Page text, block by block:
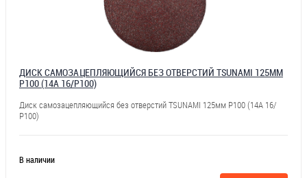
ДИСК САМОЗАЦЕПЛЯЮЩИЙСЯ БЕЗ ОТВЕРСТИЙ TSUNAMI 125ММ
Р100 (14А 16/Р100)
Диск самозацепляющийся без отверстий TSUNAMI 125мм Р100 (14А 16/
Р100)
В наличии